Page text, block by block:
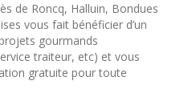
de Roncq, Halluin, Bondues
vous fait bénéficier d’un
gourmands
traiteur, etc) et vous
gratuite pour toute